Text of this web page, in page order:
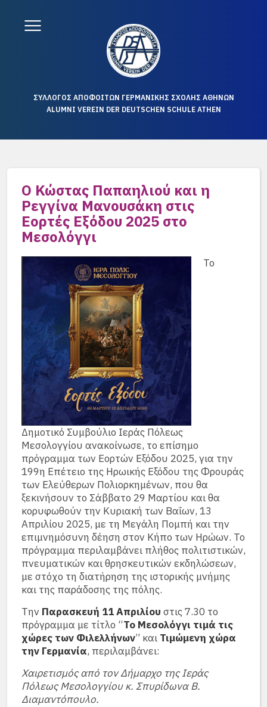
ΣΥΛΛΟΓΟΣ ΑΠΟΦΟΙΤΩΝ ΓΕΡΜΑΝΙΚΗΣ ΣΧΟΛΗΣ ΑΘΗΝΩΝ
ALUMNI VEREIN DER DEUTSCHEN SCHULE ATHEN
Ο Κώστας Παπαηλιού και η
Ρεγγίνα Μανουσάκη στις
Εορτές Εξόδου 2025 στο
Μεσολόγγι
Το
Δημοτικό Συμβούλιο Ιεράς Πόλεως
Μεσολογγίου ανακοίνωσε, το επίσημο
πρόγραμμα των Εορτών Εξόδου 2025, για την
199η Επέτειο της Ηρωικής Εξόδου της Φρουράς
των Ελεύθερων Πολιορκημένων, που θα
ξεκινήσουν το Σάββατο 29 Μαρτίου και θα
κορυφωθούν την Κυριακή των Βαΐων, 13
Απριλίου 2025, με τη Μεγάλη Πομπή και την
επιμνημόσυνη δέηση στον Κήπο των Ηρώων. Το
πρόγραμμα περιλαμβάνει πλήθος πολιτιστικών,
πνευματικών και θρησκευτικών εκδηλώσεων,
με στόχο τη διατήρηση της ιστορικής μνήμης
και της παράδοσης της πόλης.
Την Παρασκευή 11 Απριλίου στις 7.30 το
πρόγραμμα με τίτλο “Το Μεσολόγγι τιμά τις
χώρες των Φιλελλήνων” και Τιμώμενη χώρα
την Γερμανία, περιλαμβάνει:
Χαιρετισμός από τον Δήμαρχο της Ιεράς
Πόλεως Μεσολογγίου κ. Σπυρίδωνα Β.
Διαμαντόπουλο.